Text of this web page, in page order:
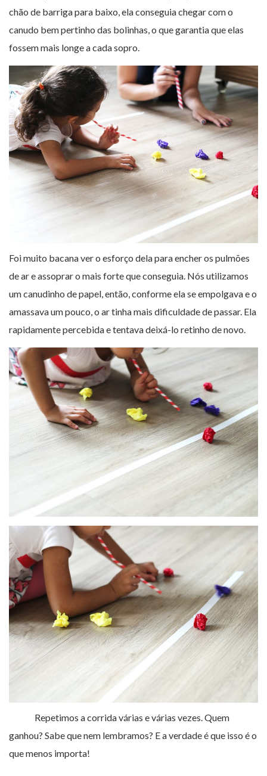
chão de barriga para baixo, ela conseguia chegar com o
canudo bem pertinho das bolinhas, o que garantia que elas
fossem mais longe a cada sopro.
Foi muito bacana ver o esforço dela para encher os pulmões
de ar e assoprar o mais forte que conseguia. Nós utilizamos
um canudinho de papel, então, conforme ela se empolgava e o
amassava um pouco, o ar tinha mais dificuldade de passar. Ela
rapidamente percebida e tentava deixá-lo retinho de novo.
Repetimos a corrida várias e várias vezes. Quem
ganhou? Sabe que nem lembramos? E a verdade é que isso é o
que menos importa!